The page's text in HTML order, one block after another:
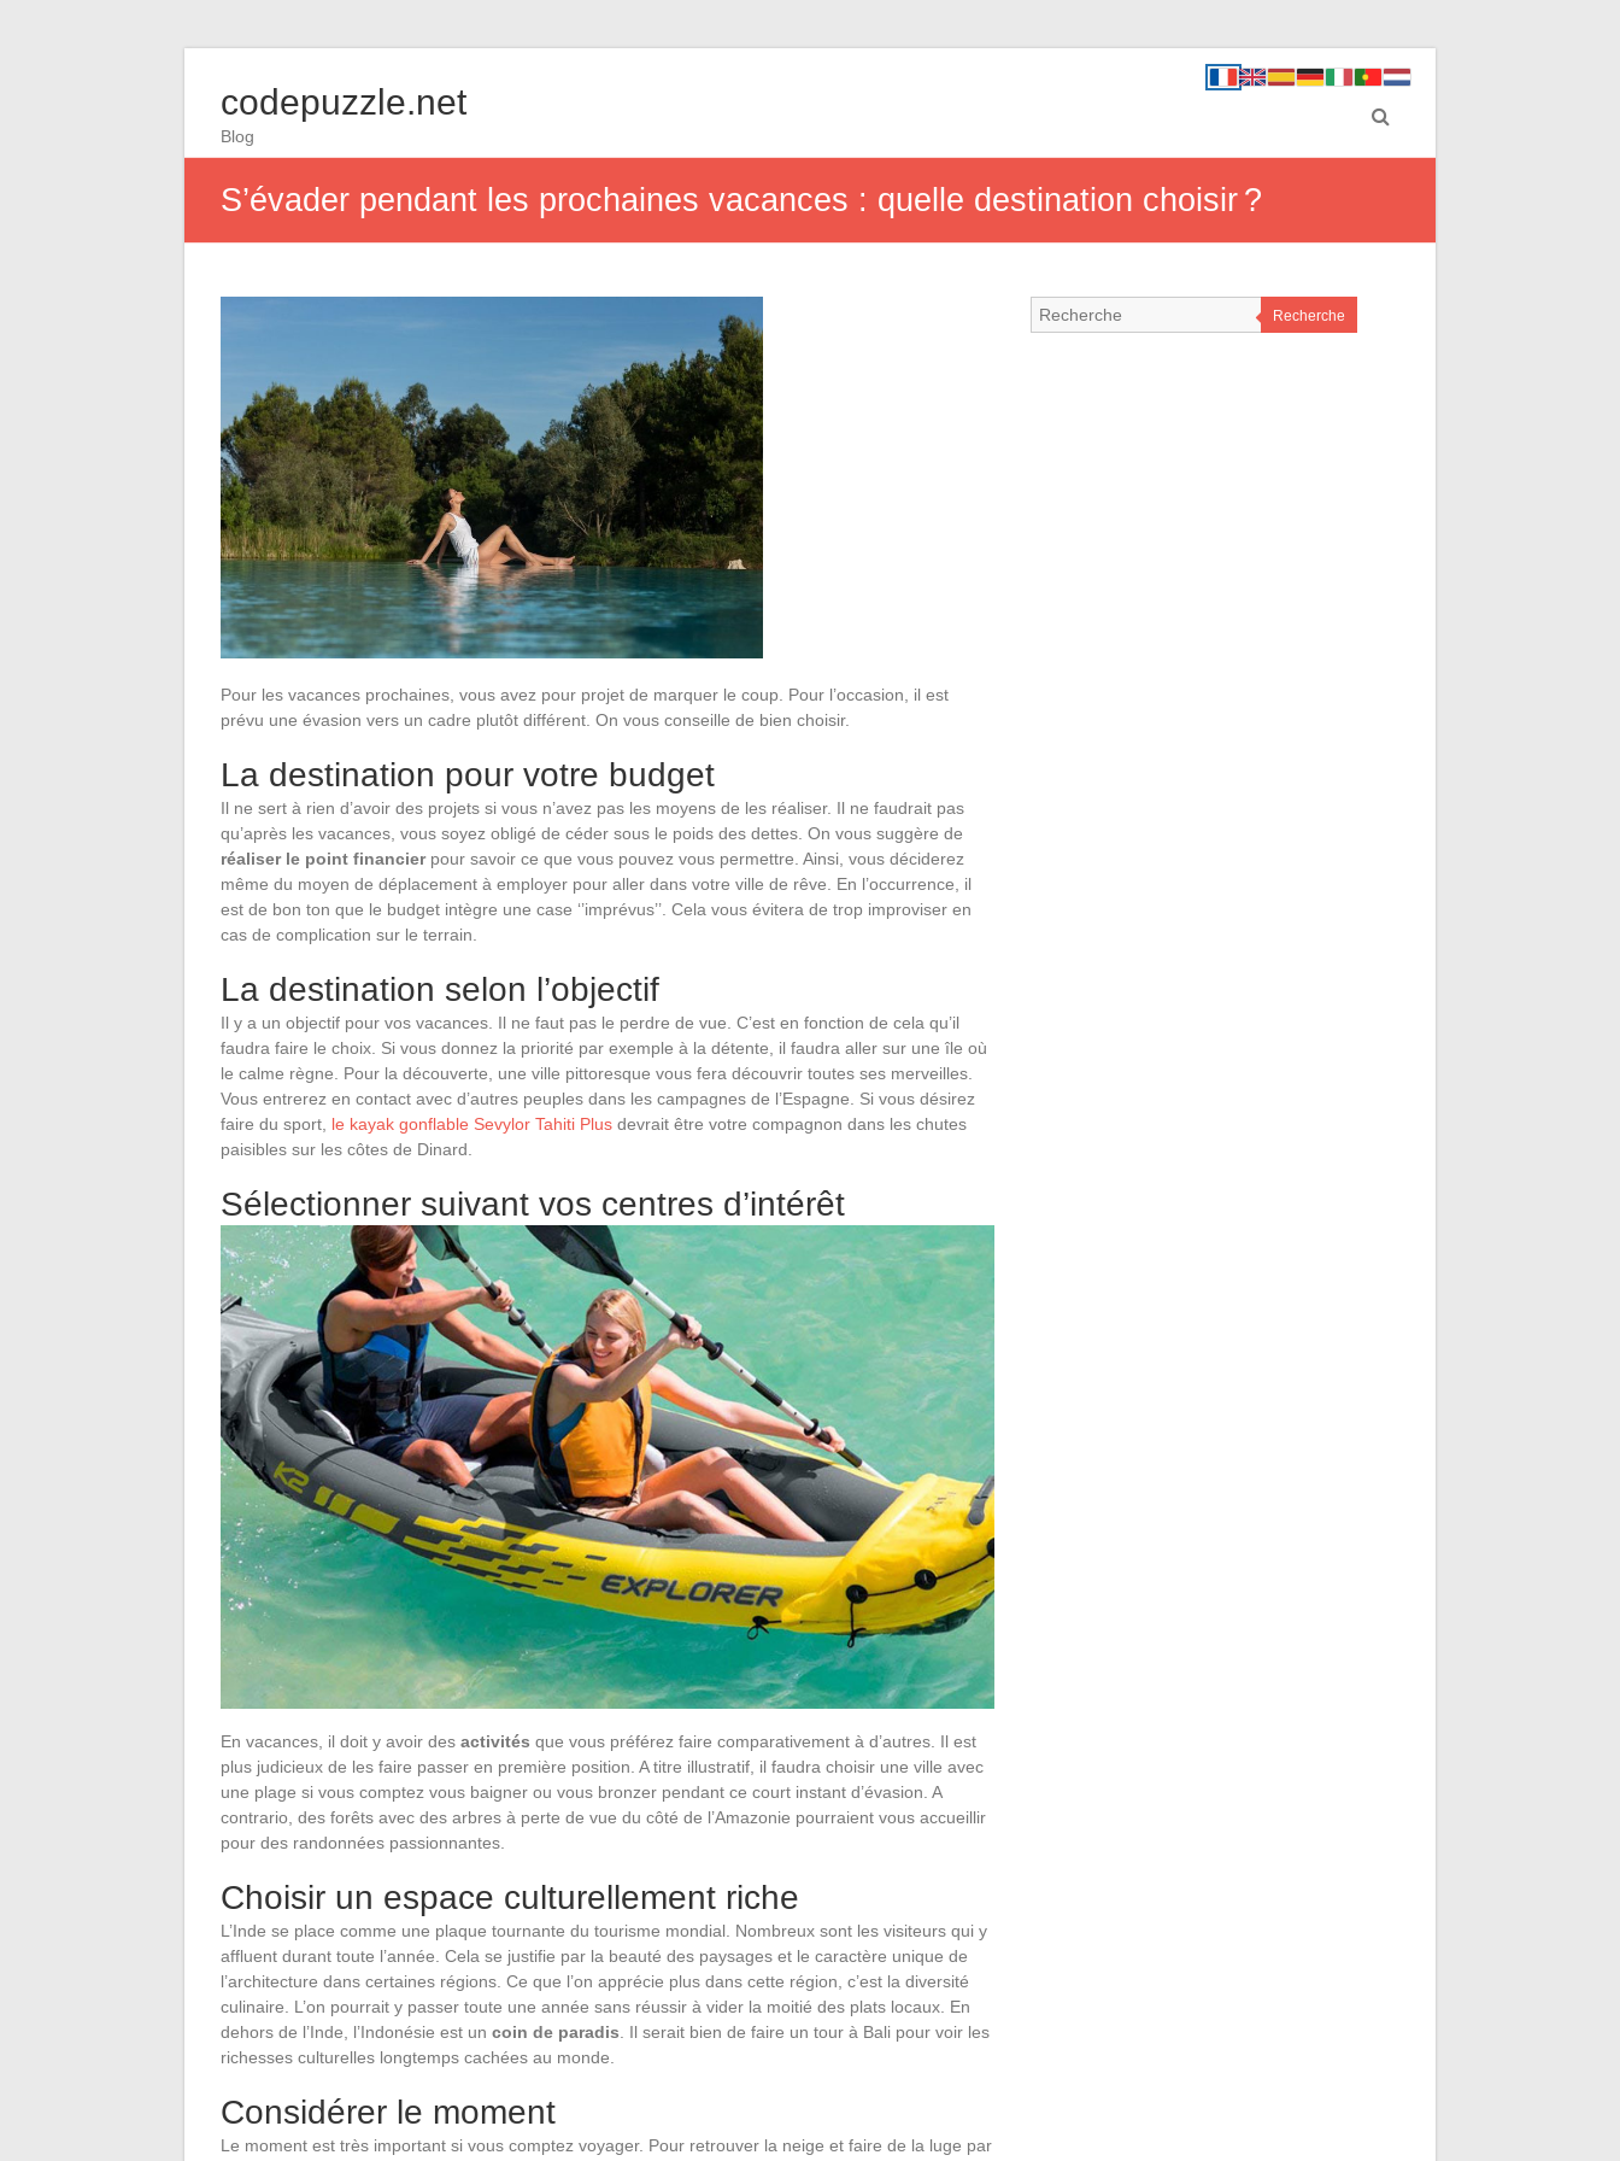
codepuzzle.net
Blog
S’évader pendant les prochaines vacances : quelle destination choisir ?
Pour les vacances prochaines, vous avez pour projet de marquer le coup. Pour l’occasion, il est
prévu une évasion vers un cadre plutôt différent. On vous conseille de bien choisir.
La destination pour votre budget
Il ne sert à rien d’avoir des projets si vous n’avez pas les moyens de les réaliser. Il ne faudrait pas
qu’après les vacances, vous soyez obligé de céder sous le poids des dettes. On vous suggère de
réaliser le point financierpour savoir ce que vous pouvez vous permettre. Ainsi, vous déciderez
même du moyen de déplacement à employer pour aller dans votre ville de rêve. En l’occurrence, il
est de bon ton que le budget intègre une case ‘’imprévus’’. Cela vous évitera de trop improviser en
cas de complication sur le terrain.
La destination selon l’objectif
Il y a un objectif pour vos vacances. Il ne faut pas le perdre de vue. C’est en fonction de cela qu’il
faudra faire le choix. Si vous donnez la priorité par exemple à la détente, il faudra aller sur une île où
le calme règne. Pour la découverte, une ville pittoresque vous fera découvrir toutes ses merveilles.
Vous entrerez en contact avec d’autres peuples dans les campagnes de l’Espagne. Si vous désirez
faire du sport, le kayak gonflable Sevylor Tahiti Plus devrait être votre compagnon dans les chutes
paisibles sur les côtes de Dinard.
Sélectionner suivant vos centres d’intérêt
En vacances, il doit y avoir des activités que vous préférez faire comparativement à d’autres. Il est
plus judicieux de les faire passer en première position. A titre illustratif, il faudra choisir une ville avec
une plage si vous comptez vous baigner ou vous bronzer pendant ce court instant d’évasion. A
contrario, des forêts avec des arbres à perte de vue du côté de l’Amazonie pourraient vous accueillir
pour des randonnées passionnantes.
Choisir un espace culturellement riche
L’Inde se place comme une plaque tournante du tourisme mondial. Nombreux sont les visiteurs qui y
affluent durant toute l’année. Cela se justifie par la beauté des paysages et le caractère unique de
l’architecture dans certaines régions. Ce que l’on apprécie plus dans cette région, c’est la diversité
culinaire. L’on pourrait y passer toute une année sans réussir à vider la moitié des plats locaux. En
dehors de l’Inde, l’Indonésie est un coin de paradis. Il serait bien de faire un tour à Bali pour voir les
richesses culturelles longtemps cachées au monde.
Considérer le moment
Le moment est très important si vous comptez voyager. Pour retrouver la neige et faire de la luge par
Recherche